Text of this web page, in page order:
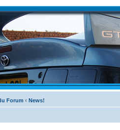
Forum ‹ News!